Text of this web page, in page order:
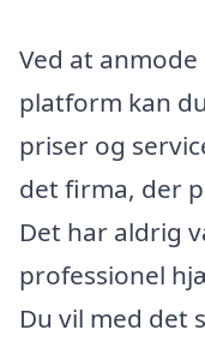
Ved at
platform kan
priser og
det firma, der
Det har aldrig
professionel
Du vil med det